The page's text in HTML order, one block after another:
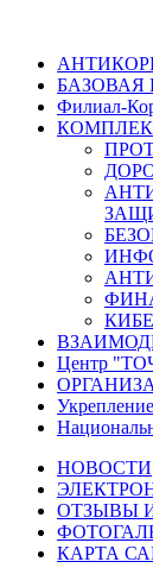
БАЗОВАЯ
Филиал-
Центр
НОВОСТИ
ОТЗЫВЫ
КАРТА